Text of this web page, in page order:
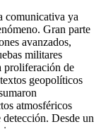
comunicativa ya
Gran parte
avanzados,
militares
proliferación de
geopolíticos
atmosféricos
Desde un